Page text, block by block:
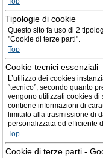
Tipologie di cookie
Questo sito fa uso di 2
"Cookie di terze parti".
Top
Cookie tecnici essenziali
L’utilizzo dei cookies
“tecnico”, secondo quanto
vengono utilizzati cookies di
contiene informazioni di
limitato alla trasmissione di
personalizzata ed efficiente
Top
Cookie di terze parti -